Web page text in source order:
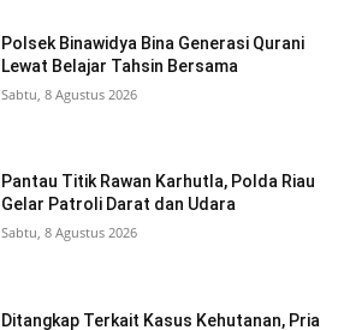
Polsek Binawidya Bina Generasi Qurani
Lewat Belajar Tahsin Bersama
Sabtu, 8 Agustus 2026
Pantau Titik Rawan Karhutla, Polda Riau
Gelar Patroli Darat dan Udara
Sabtu, 8 Agustus 2026
Ditangkap Terkait Kasus Kehutanan, Pria